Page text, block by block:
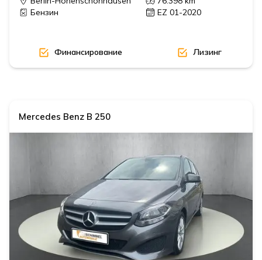
Бензин
EZ 01-2020
Финансирование Лизинг
Mercedes Benz B 250